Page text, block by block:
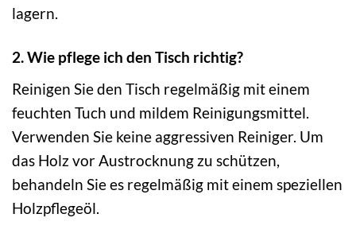
lagern.
2. Wie pflege ich den Tisch richtig?
Reinigen Sie den Tisch regelmäßig mit einem
feuchten Tuch und mildem Reinigungsmittel.
Verwenden Sie keine aggressiven Reiniger. Um
das Holz vor Austrocknung zu schützen,
behandeln Sie es regelmäßig mit einem speziellen
Holzpflegeöl.